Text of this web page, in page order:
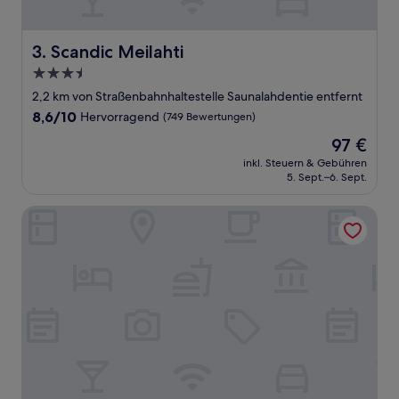
3. Scandic Meilahti
Scandic Meilahti
3.5-
Sterne-
Unterkunft
2,2 km von Straßenbahnhaltestelle Saunalahdentie entfernt
8.6
8,6/10 Hervorragend (749 Bewertungen)
Der
Preis
beträgt
97 €
inkl. Steuern & Gebühren
5. Sept.–6. Sept.